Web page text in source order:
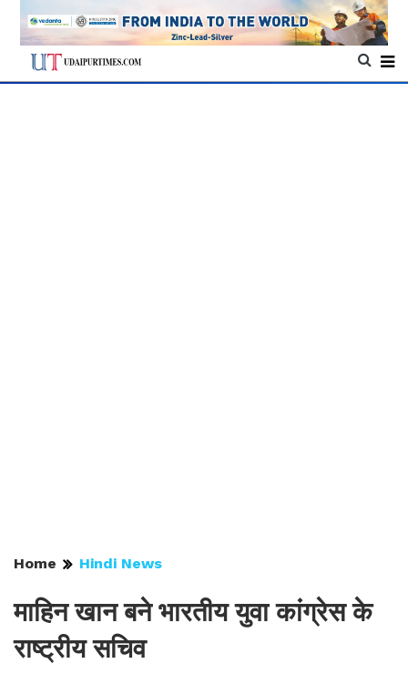
Home Hindi News
माहिन खान बने भारतीय युवा कांग्रेस के
राष्ट्रीय सचिव